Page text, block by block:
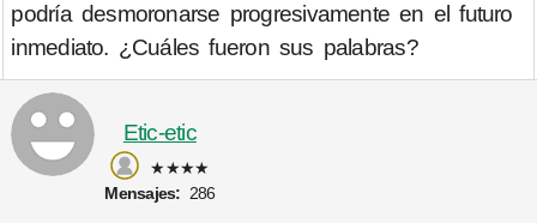
podría desmoronarse progresivamente en el futuro
inmediato. ¿Cuáles fueron sus palabras?
Etic-etic
★★★★
Mensajes: 286